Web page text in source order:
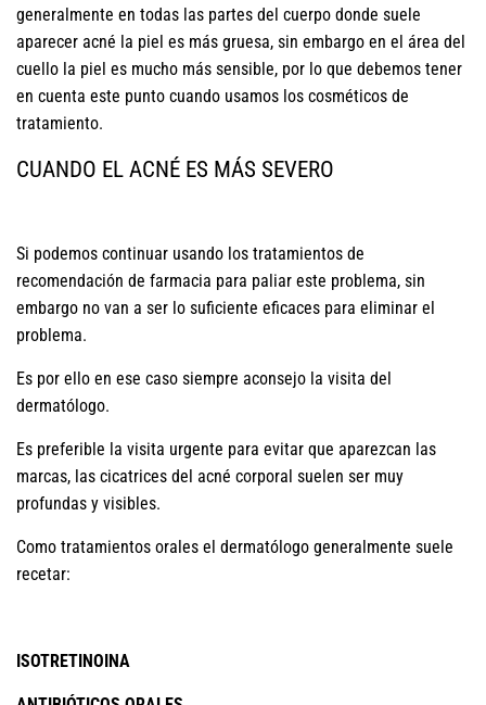
generalmente en todas las partes del cuerpo donde suele
aparecer acné la piel es más gruesa, sin embargo en el área del
cuello la piel es mucho más sensible, por lo que debemos tener
en cuenta este punto cuando usamos los cosméticos de
tratamiento.
CUANDO EL ACNÉ ES MÁS SEVERO
Si podemos continuar usando los tratamientos de
recomendación de farmacia para paliar este problema, sin
embargo no van a ser lo suficiente eficaces para eliminar el
problema.
Es por ello en ese caso siempre aconsejo la visita del
dermatólogo.
Es preferible la visita urgente para evitar que aparezcan las
marcas, las cicatrices del acné corporal suelen ser muy
profundas y visibles.
Como tratamientos orales el dermatólogo generalmente suele
recetar:
ISOTRETINOINA